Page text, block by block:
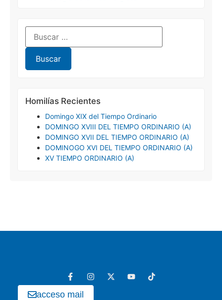
Homilías Recientes
Domingo XIX del Tiempo Ordinario
DOMINGO XVIII DEL TIEMPO ORDINARIO (A)
DOMINGO XVII DEL TIEMPO ORDINARIO (A)
DOMINOGO XVI DEL TIEMPO ORDINARIO (A)
XV TIEMPO ORDINARIO (A)
acceso mail